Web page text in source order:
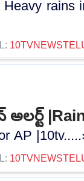
rains
AP